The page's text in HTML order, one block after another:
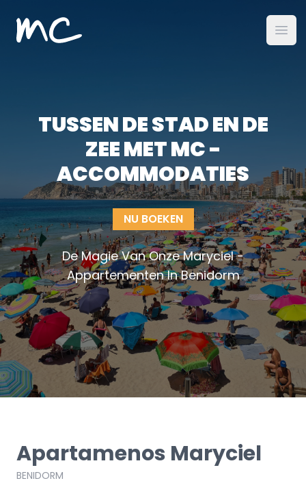
MC Alojamientos
TUSSEN DE STAD EN DE
ZEE MET MC -
ACCOMMODATIES
NU BOEKEN
De Magie Van Onze Maryciel -
Appartementen In Benidorm
Apartamenos Maryciel
BENIDORM